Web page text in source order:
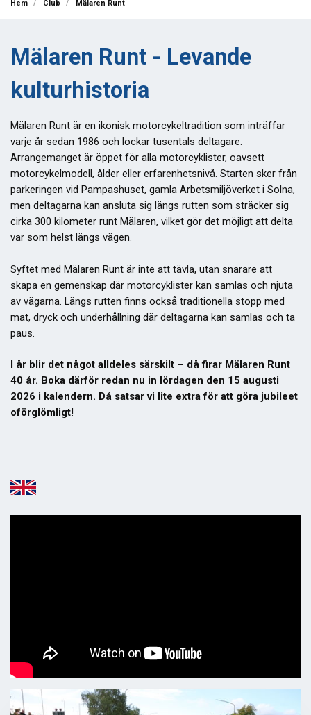
Hem Club Mälaren Runt
Mälaren Runt - Levande
kulturhistoria
Mälaren Runt är en ikonisk motorcykeltradition som inträffar
varje år sedan 1986 och lockar tusentals deltagare.
Arrangemanget är öppet för alla motorcyklister, oavsett
motorcykelmodell, ålder eller erfarenhetsnivå. Starten sker från
parkeringen vid Pampashuset, gamla Arbetsmiljöverket i Solna,
men deltagarna kan ansluta sig längs rutten som sträcker sig
cirka 300 kilometer runt Mälaren, vilket gör det möjligt att delta
var som helst längs vägen.
Syftet med Mälaren Runt är inte att tävla, utan snarare att
skapa en gemenskap där motorcyklister kan samlas och njuta
av vägarna. Längs rutten finns också traditionella stopp med
mat, dryck och underhållning där deltagarna kan samlas och ta
paus.
I år blir det något alldeles särskilt – då firar Mälaren Runt
40 år. Boka därför redan nu in lördagen den 15 augusti
2026 i kalendern. Då satsar vi lite extra för att göra jubileet
oförglömligt!